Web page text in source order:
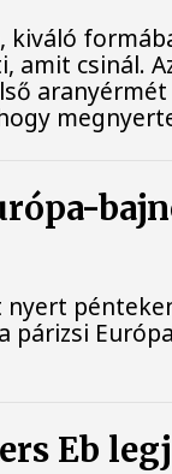
kiváló
amit csinál.
párizsi
Eb